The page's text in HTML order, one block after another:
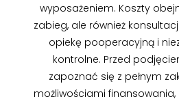
wyposażeniem. Koszty
zabieg, ale również
opiekę pooperacyjną i
kontrolne. Przed
zapoznać się z pełnym
możliwościami